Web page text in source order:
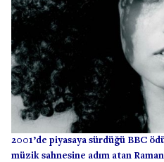
2001’de piyasaya sürdüğü BBC
müzik sahnesine adım atan